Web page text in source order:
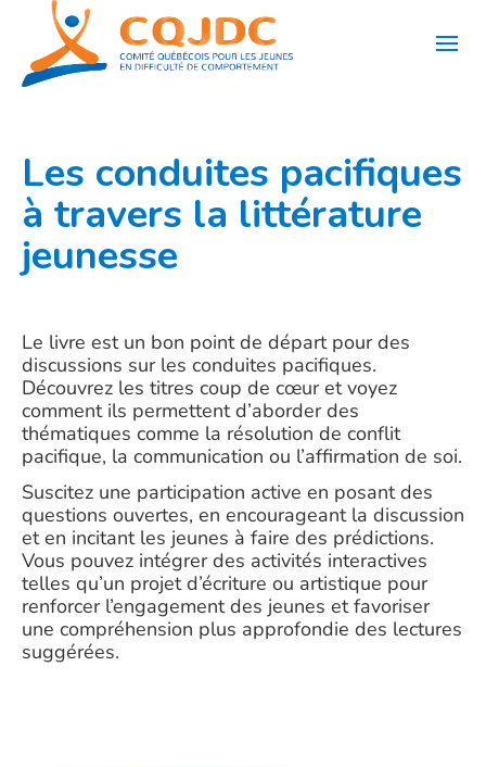
contenu
Les conduites pacifiques
à travers la littérature
jeunesse
Le livre est un bon point de départ pour des
discussions sur les conduites pacifiques.
Découvrez les titres coup de cœur et voyez
comment ils permettent d’aborder des
thématiques comme la résolution de conflit
pacifique, la communication ou l’affirmation de soi.
Suscitez une participation active en posant des
questions ouvertes, en encourageant la discussion
et en incitant les jeunes à faire des prédictions.
Vous pouvez intégrer des activités interactives
telles qu’un projet d’écriture ou artistique pour
renforcer l’engagement des jeunes et favoriser
une compréhension plus approfondie des lectures
suggérées.